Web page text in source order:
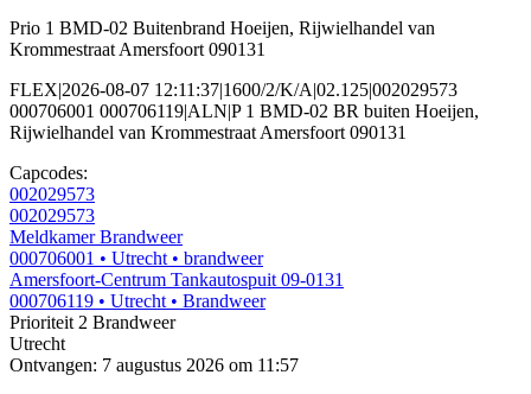
Prio 1 BMD-02 Buitenbrand Hoeijen, Rijwielhandel van
Krommestraat Amersfoort 090131
FLEX|2026-08-07 12:11:37|1600/2/K/A|02.125|002029573
000706001 000706119|ALN|P 1 BMD-02 BR buiten Hoeijen,
Rijwielhandel van Krommestraat Amersfoort 090131
Capcodes:
002029573
002029573
Meldkamer Brandweer
000706001 • Utrecht • brandweer
Amersfoort-Centrum Tankautospuit 09-0131
000706119 • Utrecht • Brandweer
Prioriteit 2 Brandweer
Utrecht
Ontvangen: 7 augustus 2026 om 11:57